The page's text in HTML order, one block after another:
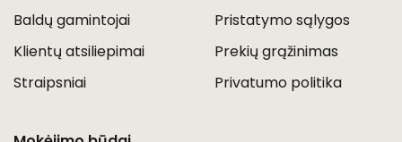
Baldų gamintojai
Klientų atsiliepimai
Straipsniai
Pristatymo sąlygos
Prekių grąžinimas
Privatumo politika